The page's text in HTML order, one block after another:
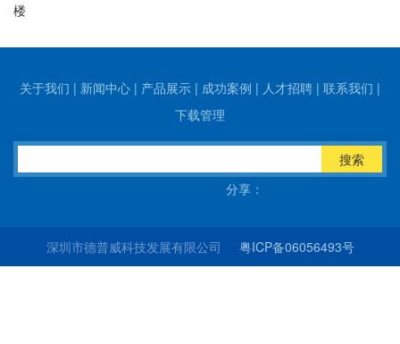
楼
关于我们 | 新闻中心 | 产品展示 | 成功案例 | 人才招聘 | 联系我们 |
下载管理
搜索
分享：
深圳市德普威科技发展有限公司 粤ICP备06056493号